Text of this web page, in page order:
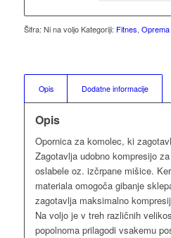
Šifra: Ni na voljo Kategoriji: Fitnes, Oprema
Opis Dodatne informacije
Opis
Opornica za komolec, ki
Zagotavlja udobno kompresijo
oslabele oz. izčrpane mišice.
materiala omogoča gibanje
zagotavlja maksimalno
Na voljo je v treh različnih
popolnoma prilagodi vsakemu